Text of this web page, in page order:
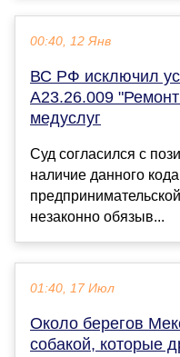
00:40, 12 Янв
ВС РФ исключил
А23.26.009
медуслуг
Суд согласился с
наличие данного
незаконно обязыв...
01:40, 17 Июл
Около берегов
собакой, которые